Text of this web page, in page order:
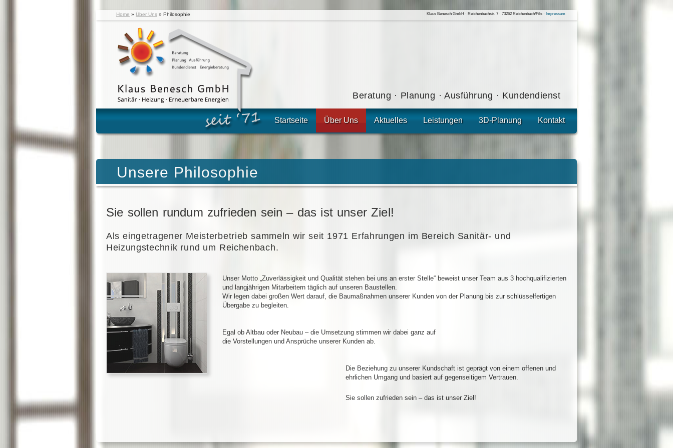
Klaus Benesch GmbH · Reichenbachstr. 7 · 73262 Reichenbach/Fils · Impressum
Beratung · Planung · Ausführung · Kundendienst
Startseite Über Uns Aktuelles Leistungen 3D-Planung Kontakt
Home » Über Uns » Philosophie
Unsere Philosophie
Sie sollen rundum zufrieden sein – das ist unser Ziel!
Als eingetragener Meisterbetrieb sammeln wir seit 1971 Erfahrungen im Bereich Sanitär- und
Heizungstechnik rund um Reichenbach.
Unser Motto „Zuverlässigkeit und Qualität stehen bei uns an erster Stelle“ beweist unser Team aus 3 hochqualifizierten
und langjährigen Mitarbeitern täglich auf unseren Baustellen.
Wir legen dabei großen Wert darauf, die Baumaßnahmen unserer Kunden von der Planung bis zur schlüsselfertigen
Übergabe zu begleiten.
Egal ob Altbau oder Neubau – die Umsetzung stimmen wir dabei ganz auf
die Vorstellungen und Ansprüche unserer Kunden ab.
Die Beziehung zu unserer Kundschaft ist geprägt von einem offenen und
ehrlichen Umgang und basiert auf gegenseitigem Vertrauen.
Sie sollen zufrieden sein – das ist unser Ziel!